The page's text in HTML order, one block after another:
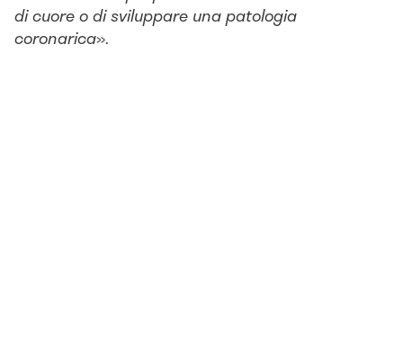
di cuore o di sviluppare una patologia
coronarica».